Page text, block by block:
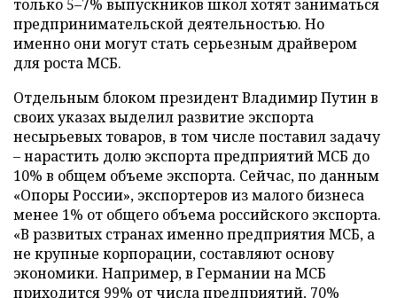
только 5–7% выпускников школ хотят заниматься
предпринимательской деятельностью. Но
именно они могут стать серьезным драйвером
для роста МСБ.
Отдельным блоком президент Владимир Путин в
своих указах выделил развитие экспорта
несырьевых товаров, в том числе поставил задачу
– нарастить долю экспорта предприятий МСБ до
10% в общем объеме экспорта. Сейчас, по данным
«Опоры России», экспортеров из малого бизнеса
менее 1% от общего объема российского экспорта.
«В развитых странах именно предприятия МСБ, а
не крупные корпорации, составляют основу
экономики. Например, в Германии на МСБ
приходится 99% от числа предприятий, 70%